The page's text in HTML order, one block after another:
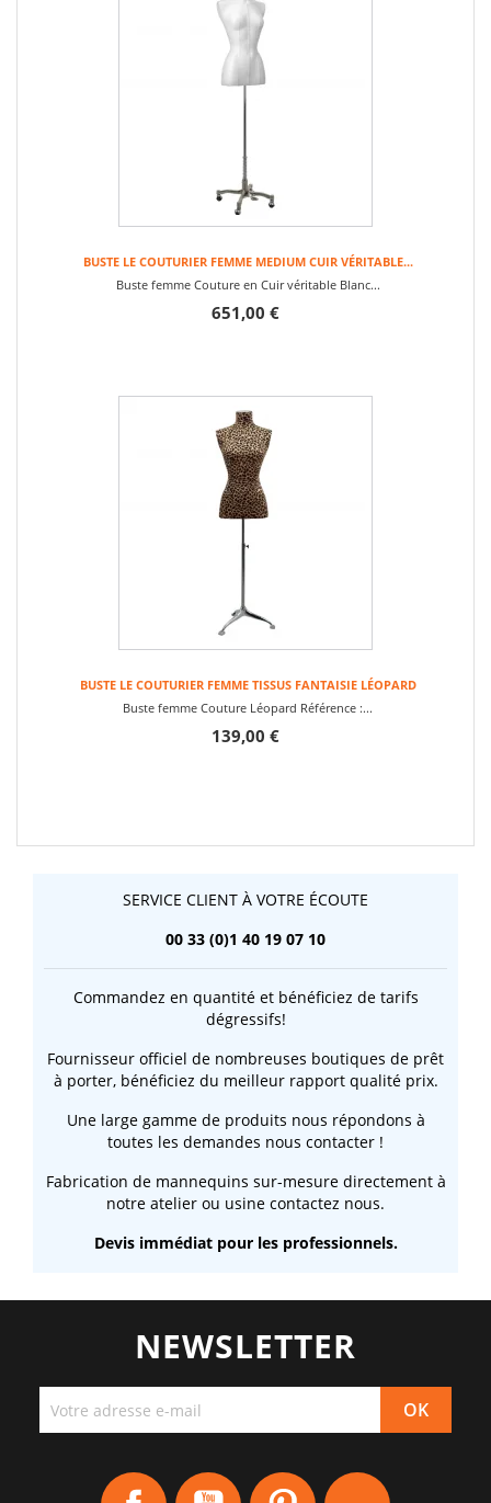
BUSTE LE COUTURIER FEMME MEDIUM CUIR VÉRITABLE...
Buste femme Couture en Cuir véritable Blanc...
651,00 €
BUSTE LE COUTURIER FEMME TISSUS FANTAISIE LÉOPARD
Buste femme Couture Léopard Référence :...
139,00 €
SERVICE CLIENT À VOTRE ÉCOUTE
00 33 (0)1 40 19 07 10
Commandez en quantité et bénéficiez de tarifs
dégressifs!
Fournisseur officiel de nombreuses boutiques de prêt
à porter, bénéficiez du meilleur rapport qualité prix.
Une large gamme de produits nous répondons à
toutes les demandes nous contacter !
Fabrication de mannequins sur-mesure directement à
notre atelier ou usine contactez nous.
Devis immédiat pour les professionnels.
NEWSLETTER
Facebook YouTube Pinterest